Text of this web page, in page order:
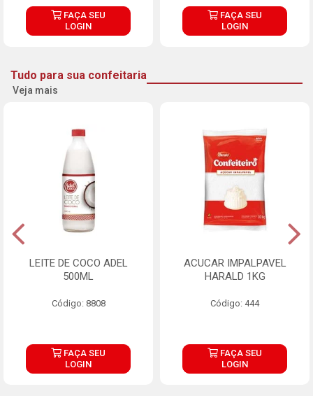
FAÇA SEU
LOGIN
FAÇA SEU
LOGIN
Tudo para sua confeitaria
Veja mais
LEITE DE COCO ADEL
500ML
Código: 8808
FAÇA SEU
LOGIN
ACUCAR IMPALPAVEL
HARALD 1KG
Código: 444
FAÇA SEU
LOGIN